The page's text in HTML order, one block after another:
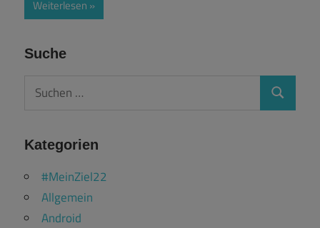
Weiterlesen
Suche
Suchen
Suchen
Kategorien
#MeinZiel22
Allgemein
Android